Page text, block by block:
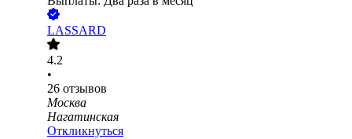
LASSARD
4.2
•
26 отзывов
Москва
Нагатинская
Откликнуться